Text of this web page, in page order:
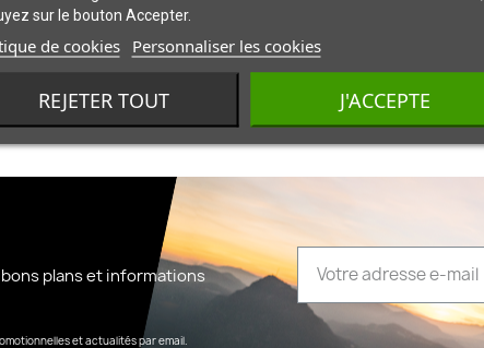
plans et informations
et actualités par email.
sur le bouton Accepter.
de cookies Personnaliser les cookies
REJETER TOUT J'ACCEPTE